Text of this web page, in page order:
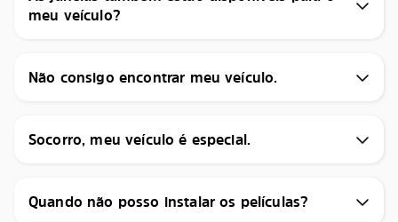
meu veículo?
Não consigo encontrar meu veículo.
Socorro, meu veículo é especial.
Quando não posso instalar os películas?